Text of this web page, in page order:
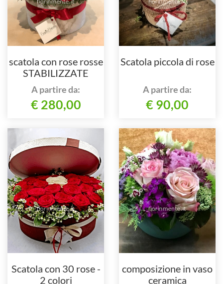
scatola con rose rosse
STABILIZZATE
A partire da:
€ 280,00
Scatola piccola di rose
A partire da:
€ 90,00
Scatola con 30 rose -
2 colori
composizione in vaso
ceramica